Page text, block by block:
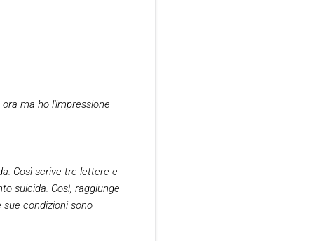
ma ho l'impressione
Così scrive tre lettere e
suicida. Così, raggiunge
sue condizioni sono